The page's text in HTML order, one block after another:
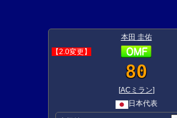
本田 圭佑
【2.0変更】
80
[ACミラン]
日本代表